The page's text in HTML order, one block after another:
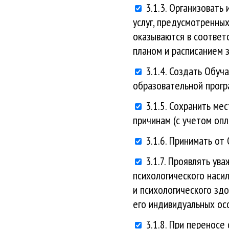
3.1.3.
услуг,
оказываются в
планом и расписанием
3.1.4. Создать
образовательной
3.1.5. Сохранить
причинам (с учетом
3.1.6. Принимать от
3.1.7. Проявлять
психологического
и психологического
его индивидуальных
3.1.8. При